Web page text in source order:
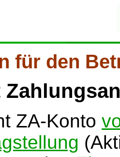
für den
ZA-Konto